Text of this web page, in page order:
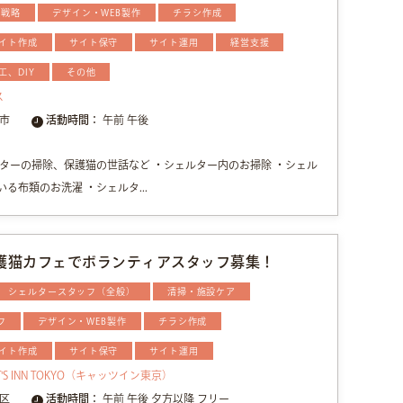
略 デザイン・WEB製作 チラシ作成
ト作成 サイト保守 サイト運用 経営支援
、DIY その他
活動時間： 午前 午後
ーの掃除、保護猫の世話など ・シェルター内のお掃除 ・シェル
る布類のお洗濯 ・シェルタ...
猫カフェでボランティアスタッフ募集！
シェルタースタッフ（全般） 清掃・施設ケア
デザイン・WEB製作 チラシ作成
ト作成 サイト保守 サイト運用
INN TOKYO（キャッツイン東京）
活動時間： 午前 午後 夕方以降 フリー